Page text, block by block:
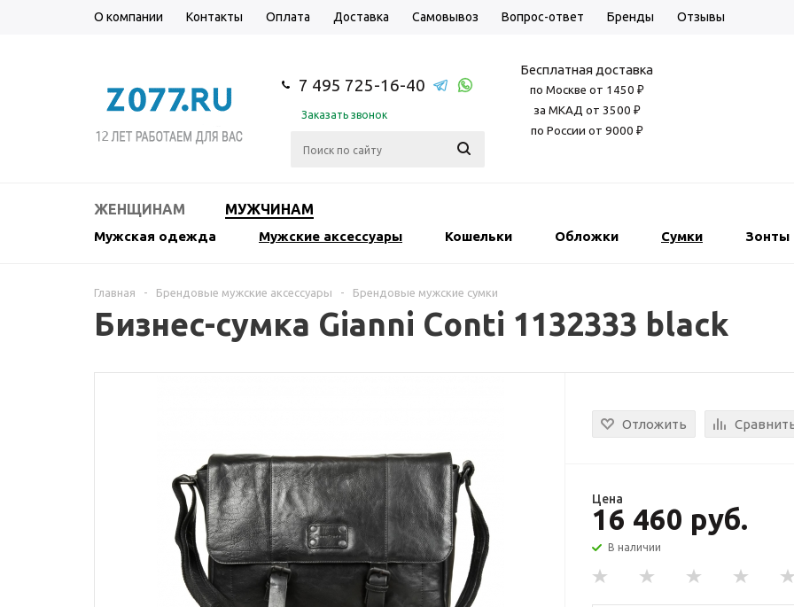
О компании Контакты Оплата Доставка Самовывоз Вопрос-ответ Бренды Отзывы
7 495 725-16-40
Заказать звонок
Бесплатная доставка
по Москве от 1450 ₽
за МКАД от 3500 ₽
по России от 9000 ₽
ЖЕНЩИНАМ МУЖЧИНАМ
Мужская одежда Мужские аксессуары Кошельки Обложки Сумки Зонты
Главная - Брендовые мужские аксессуары - Брендовые мужские сумки
Бизнес-сумка Gianni Conti 1132333 black
Отложить
Цена
16 460 руб.
В наличии